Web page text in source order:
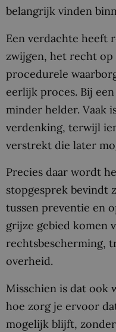
belangrijk vinden
Een verdachte heeft
zwijgen, het recht
procedurele
eerlijk proces. Bij
minder helder. Vaak
verdenking, terwijl
verstrekt die later
Precies daar wordt
stopgesprek bevindt
tussen preventie en
grijze gebied komen
rechtsbescherming,
overheid.
Misschien is dat ook
hoe zorg je ervoor
mogelijk blijft,